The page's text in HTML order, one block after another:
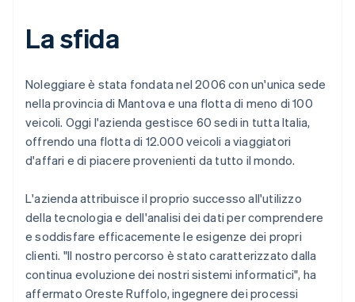
Stripe Sessions 2026
Scopri come Stripe sta costruendo l'infrastruttura
Guarda ora
La sfida
Noleggiare è stata fondata nel 2006 con un'unica sede
nella provincia di Mantova e una flotta di meno di 100
veicoli. Oggi l'azienda gestisce 60 sedi in tutta Italia,
offrendo una flotta di 12.000 veicoli a viaggiatori
d'affari e di piacere provenienti da tutto il mondo.
L'azienda attribuisce il proprio successo all'utilizzo
della tecnologia e dell'analisi dei dati per comprendere
e soddisfare efficacemente le esigenze dei propri
clienti. "Il nostro percorso è stato caratterizzato dalla
continua evoluzione dei nostri sistemi informatici", ha
affermato Oreste Ruffolo, ingegnere dei processi